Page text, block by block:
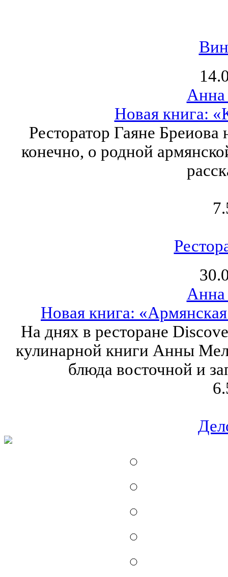
Анна
Новая книга:
Ресторатор Гаяне
конечно, о родной
Анна
Новая книга:
На днях в ресторане
кулинарной книги Анны
блюда восточной и